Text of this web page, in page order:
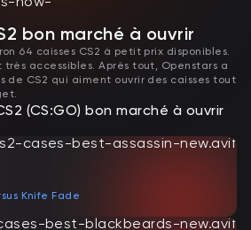
bon marché à ouvrir
64 caisses CS2 à petit prix disponibles.
accessibles. Après tout, Openstars a
de CS2 qui aiment ouvrir des caisses tout
(CS:GO) bon marché à ouvrir
Knife Fade